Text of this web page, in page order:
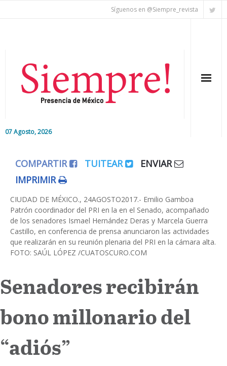
Síguenos en @Siempre_revista
07 Agosto, 2026
Editorial
Nacional
Colaboradores
Internacional
COMPARTIR TUITEAR
ENVIAR
IMPRIMIR
CIUDAD DE MÉXICO., 24AGOSTO2017.- Emilio Gamboa
Patrón coordinador del PRI en la en el Senado, acompañado
de los senadores Ismael Hernández Deras y Marcela Guerra
Castillo, en conferencia de prensa anunciaron las actividades
que realizarán en su reunión plenaria del PRI en la cámara alta.
FOTO: SAÚL LÓPEZ /CUATOSCURO.COM
Senadores recibirán
bono millonario del
“adiós”